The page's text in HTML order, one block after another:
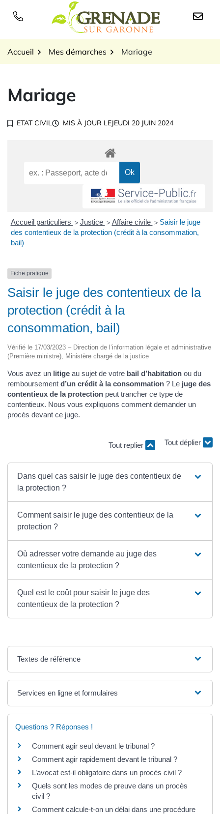
Logo Grenade sur
Accueil Mes démarches Mariage
Mariage
ETAT CIVIL MIS À JOUR LEJEUDI 20 JUIN 2024
Accueil particuliers > Justice > Affaire civile > Saisir le juge
des contentieux de la protection (crédit à la consommation,
bail)
Fiche pratique
Saisir le juge des contentieux de la
protection (crédit à la
consommation, bail)
Vérifié le 17/03/2023 – Direction de l’information légale et administrative
(Première ministre), Ministère chargé de la justice
Vous avez un litige au sujet de votre bail d’habitation ou du
remboursement d’un crédit à la consommation ? Le juge des
contentieux de la protection peut trancher ce type de
contentieux. Nous vous expliquons comment demander un
procès devant ce juge.
Tout replier Tout déplier
Dans quel cas saisir le juge des contentieux de
la protection ?
Comment saisir le juge des contentieux de la
protection ?
Où adresser votre demande au juge des
contentieux de la protection ?
Quel est le coût pour saisir le juge des
contentieux de la protection ?
Textes de référence
Services en ligne et formulaires
Questions ? Réponses !
Comment agir seul devant le tribunal ?
Comment agir rapidement devant le tribunal ?
L’avocat est-il obligatoire dans un procès civil ?
Quels sont les modes de preuve dans un procès
civil ?
Comment calcule-t-on un délai dans une procédure